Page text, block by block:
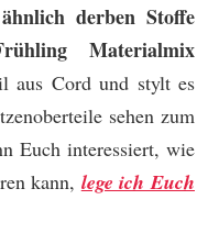
derben Stoffe
Materialmix
aus Cord und stylt es
sehen zum
Euch interessiert, wie
kann, lege ich Euch